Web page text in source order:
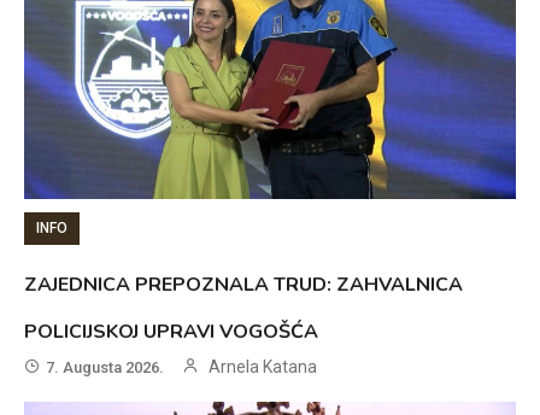
INFO
ZAJEDNICA PREPOZNALA TRUD: ZAHVALNICA
POLICIJSKOJ UPRAVI VOGOŠĆA
7. Augusta 2026. Arnela Katana